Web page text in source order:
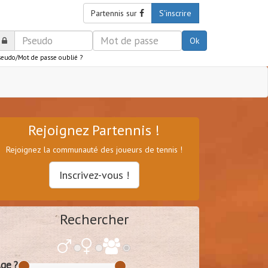
Partennis sur S'inscrire
Ok
Mot de passe oublié ?
Rejoignez Partennis !
Rejoignez la communauté des joueurs de tennis !
Inscrivez-vous !
Rechercher
?